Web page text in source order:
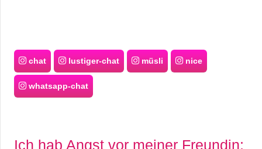
chat lustiger-chat müsli nice
whatsapp-chat
Ich hab Angst vor meiner Freundin: